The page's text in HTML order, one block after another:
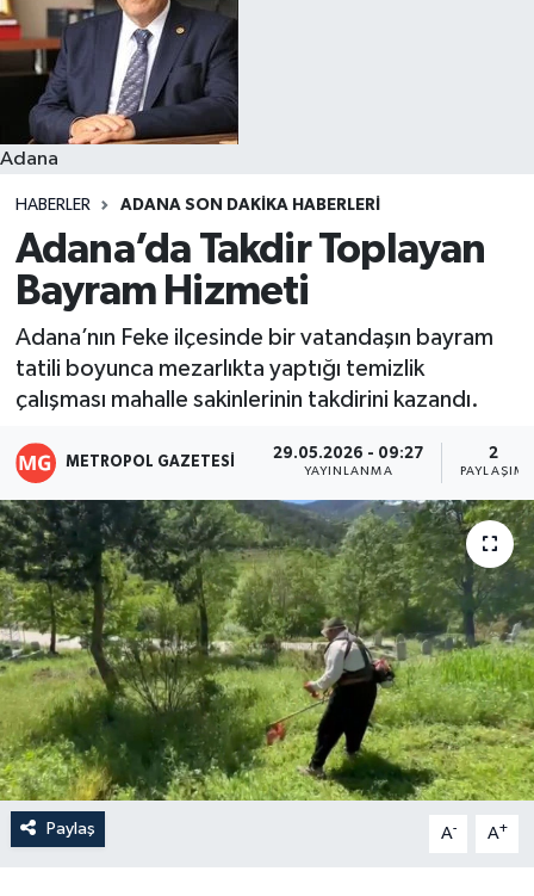
Adana
HABERLER ADANA SON DAKIKA HABERLERI
Adana’da Takdir Toplayan
Bayram Hizmeti
Adana’nın Feke ilçesinde bir vatandaşın bayram
tatili boyunca mezarlıkta yaptığı temizlik
çalışması mahalle sakinlerinin takdirini kazandı.
METROPOL GAZETESI 29.05.2026 - 09:27
YAYINLANMA
2
PAYLAŞIM
Paylaş A- A+
Resmi İlanlar